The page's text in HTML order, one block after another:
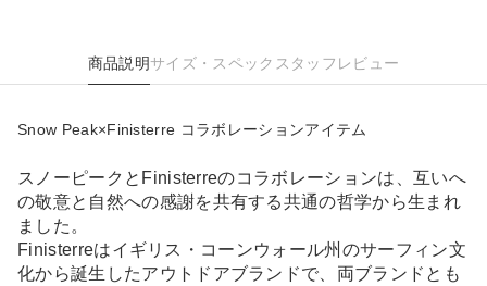
商品説明サイズ・スペック スタッフレビュー
Snow Peak×Finisterre コラボレーションアイテム
スノーピークとFinisterreのコラボレーションは、互いへ
の敬意と自然への感謝を共有する共通の哲学から生まれ
ました。
Finisterreはイギリス・コーンウォール州のサーフィン文
化から誕生したアウトドアブランドで、両ブランドとも